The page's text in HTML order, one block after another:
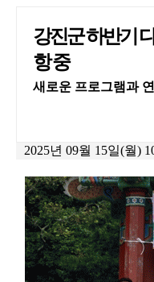
강진군 하반기
항 중
새로운 프로그램과
2025년 09월 15일(월)